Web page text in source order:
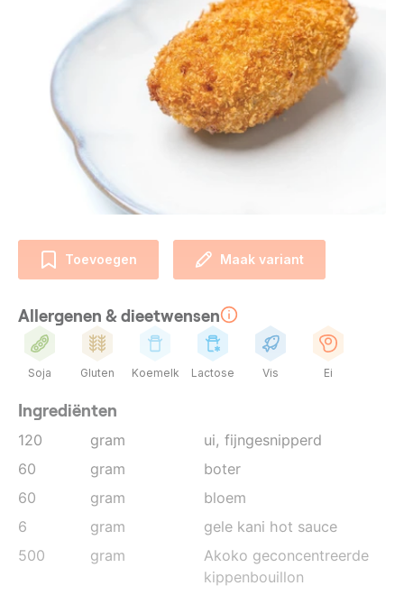
Toevoegen Maak variant
Allergenen & dieetwensen
Soja Gluten Koemelk Lactose Vis Ei
Ingrediënten
120 gram ui, fijngesnipperd
60
gram
boter
60
gram
bloem
6
gram
gele kani hot sauce
500
gram
Akoko geconcentreerde
kippenbouillon